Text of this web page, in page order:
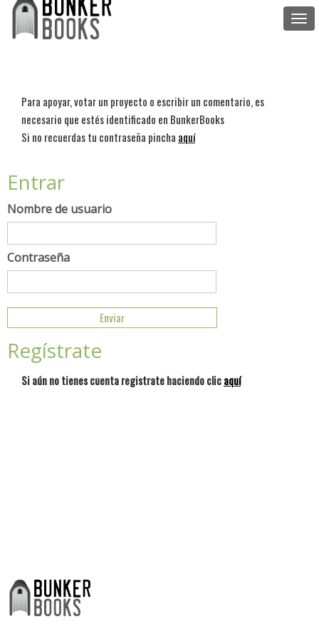
Para apoyar, votar un proyecto o escribir un comentario, es
necesario que estés identificado en BunkerBooks
Si no recuerdas tu contraseña pincha aquí
Entrar
Nombre de usuario
Contraseña
Regístrate
Si aún no tienes cuenta registrate haciendo clicaquí